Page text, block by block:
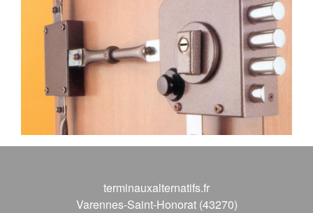
terminauxalternatifs.fr
Varennes-Saint-Honorat (43270)